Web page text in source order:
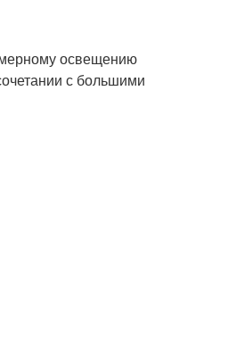
освещению
с большими